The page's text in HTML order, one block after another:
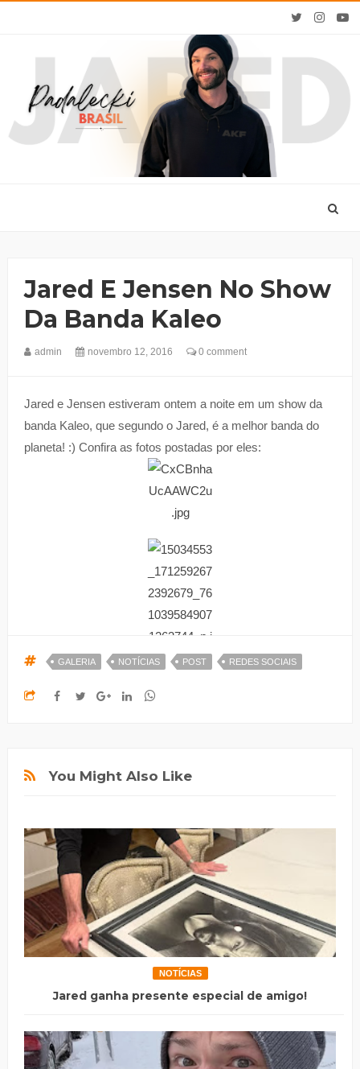
Jared E Jensen No Show
Da Banda Kaleo
admin novembro 12, 2016 0 comment
Jared e Jensen estiveram ontem a noite em um show da
banda Kaleo, que segundo o Jared, é a melhor banda do
planeta! :) Confira as fotos postadas por eles:
GALERIA NOTÍCIAS POST REDES SOCIAIS
You Might Also Like
NOTÍCIAS
Jared ganha presente especial de amigo!